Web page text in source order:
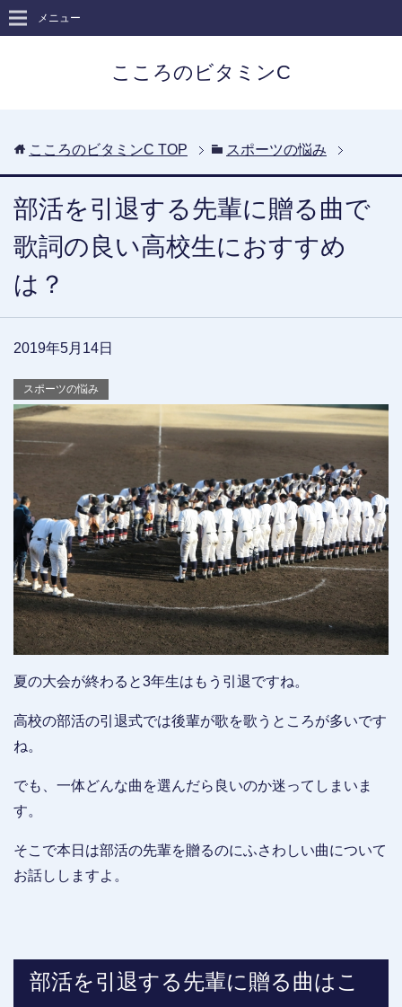
こころのビタミンC
メニュー
こころのビタミンC TOP スポーツの悩み
部活を引退する先輩に贈る曲で
歌詞の良い高校生におすすめ
は？
2019年5月14日
スポーツの悩み
夏の大会が終わると3年生はもう引退ですね。
高校の部活の引退式では後輩が歌を歌うところが多いです
ね。
でも、一体どんな曲を選んだら良いのか迷ってしまいま
す。
そこで本日は部活の先輩を贈るのにふさわしい曲について
お話ししますよ。
部活を引退する先輩に贈る曲はこ